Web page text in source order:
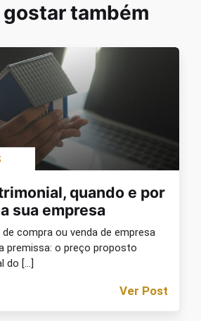
gostar também
quando e por
sua empresa
compra ou venda de empresa
premissa: o preço proposto
do […]
Ver Post